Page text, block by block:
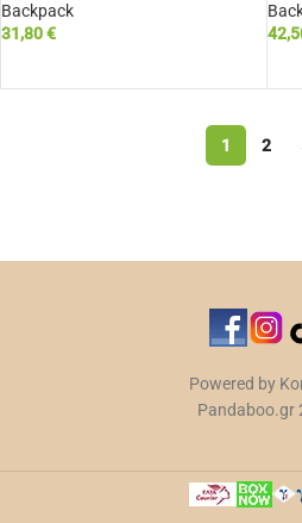
Backpack
31,80€
1 2
Powered by
Pandaboo.gr